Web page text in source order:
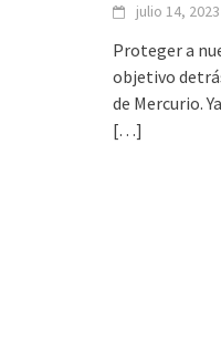
julio 14, 2023
Proteger a
objetivo
de Mercurio.
[…]